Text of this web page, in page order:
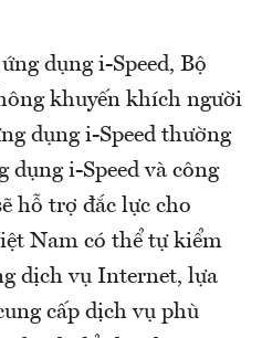
dụng i-Speed, Bộ
khuyến khích người
dụng i-Speed thường
dụng i-Speed và công
hỗ trợ đắc lực cho
Nam có thể tự kiểm
dịch vụ Internet, lựa
cấp dịch vụ phù